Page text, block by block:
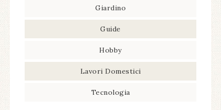
Giardino
Guide
Hobby
Lavori Domestici
Tecnologia